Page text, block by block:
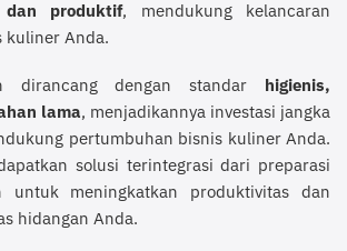
produktif, mendukung kelancaran
kuliner Anda.
dirancang dengan standar higienis,
lama, menjadikannya investasi jangka
pertumbuhan bisnis kuliner Anda.
solusi terintegrasi dari preparasi
untuk meningkatkan produktivitas dan
hidangan Anda.